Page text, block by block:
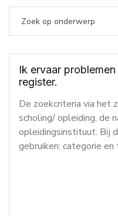
Ik ervaar
register.
De zoekcriteria via het
scholing/ opleiding, de
opleidingsinstituut. Bij
gebruiken: categorie